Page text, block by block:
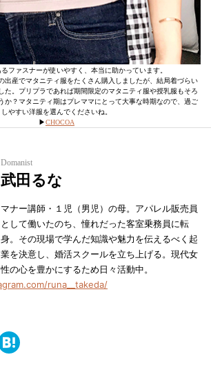
ファスナーが使いやすく、本当に助かっています。
出産でマタニティ服をたくさん購入しましたが、結局着づらい
た。プリプラであれば期間限定のマタニティ服や授乳服もそろ
か？マタニティ期はプレママにとって大事な時期なので、過ご
しやすい洋服を選んでくださいね。
▶︎CHOCOA
Domanist
武田るな
マナー講師・１児（男児）の母。アパレル販売員
として働いたのち、憧れだった客室乗務員に転
身。その現場で学んだ知識や魅力を伝えるべく起
業を決意し、婚活スクールを立ち上げる。現代女
性の心を豊かにするため日々活動中。
runa__takeda/